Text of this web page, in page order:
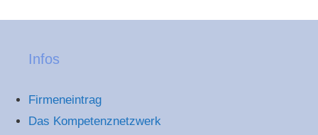
Infos
Firmeneintrag
Das Kompetenznetzwerk